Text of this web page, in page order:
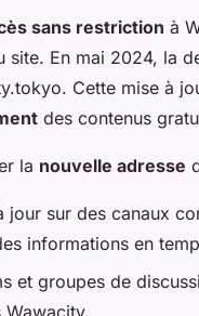
sans restriction à
site. En mai 2024, la
Cette mise à
des contenus
la nouvelle adresse
jour sur des canaux
informations en
et groupes de
Wawacity.